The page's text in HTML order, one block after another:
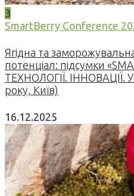
3
SmartBerry Conference
Ягідна та
потенціал: підсумки
ТЕХНОЛОГІЇ. ІННОВАЦІЇ.
року, Київ)
16.12.2025